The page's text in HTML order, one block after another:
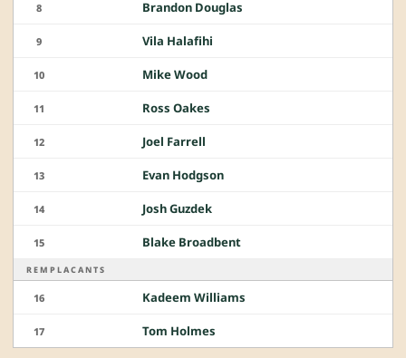
8 Brandon Douglas
9 Vila Halafihi
10 Mike Wood
11 Ross Oakes
12 Joel Farrell
13 Evan Hodgson
14 Josh Guzdek
15 Blake Broadbent
REMPLACANTS
16 Kadeem Williams
17 Tom Holmes